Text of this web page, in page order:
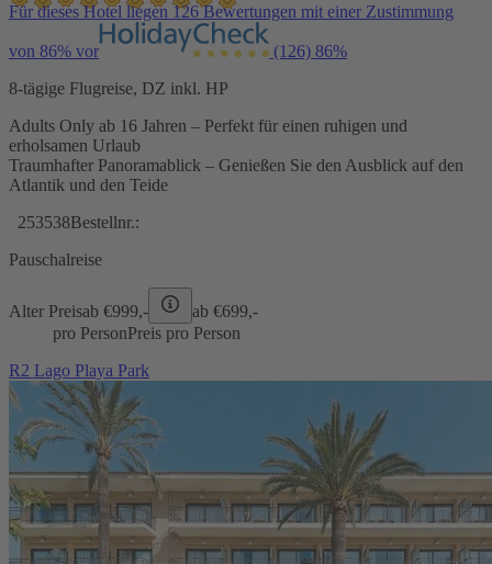
Für dieses Hotel liegen 126 Bewertungen mit einer Zustimmung
von 86% vor (126) 86%
8-tägige Flugreise, DZ inkl. HP
Adults Only ab 16 Jahren – Perfekt für einen ruhigen und
erholsamen Urlaub
Traumhafter Panoramablick – Genießen Sie den Ausblick auf den
Atlantik und den Teide
253538Bestellnr.:
Pauschalreise
Alter Preisab €999,- ab €699,-
pro PersonPreis pro Person
R2 Lago Playa Park